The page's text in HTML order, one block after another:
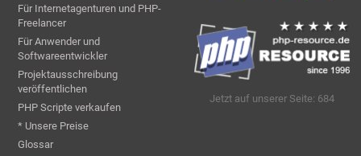
Für Internetagenturen und PHP-
Freelancer
Für Anwender und
Softwareentwickler
Projektausschreibung
veröffentlichen
PHP Scripte verkaufen
* Unsere Preise
Glossar
Jetzt auf unserer Seite: 684